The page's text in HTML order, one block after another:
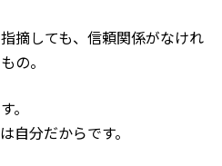
摘しても、信頼関係がなけれ
の。
。
自分だからです。